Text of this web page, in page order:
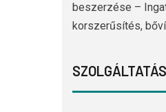
beszerzése –
korszerűsítés,